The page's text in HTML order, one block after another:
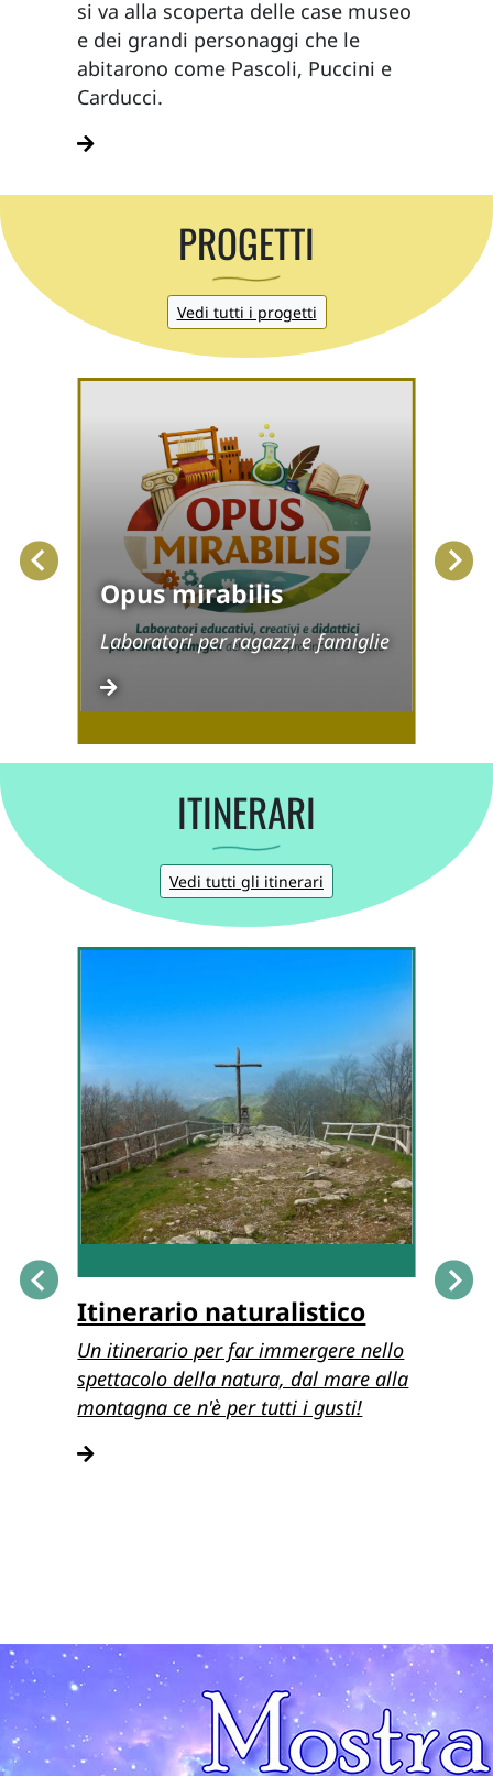
si va alla scoperta delle case museo
e dei grandi personaggi che le
abitarono come Pascoli, Puccini e
Carducci.
PROGETTI
Vedi tutti i progetti
Opus mirabilis
Laboratori per ragazzi e famiglie
ITINERARI
Vedi tutti gli itinerari
Itinerario naturalistico
Un itinerario per far immergere nello
spettacolo della natura, dal mare alla
montagna ce n'è per tutti i gusti!